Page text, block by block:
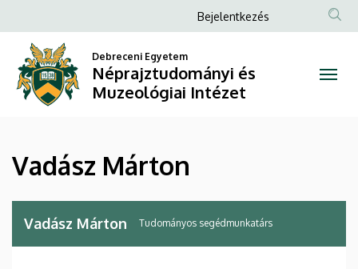
Márton
Néprajztudományi
Muzeológiai
Intézet
a
tartalomra
Anonim
fiók
menüje
Bejelentkezés
Debreceni Egyetem
Néprajztudományi és
Muzeológiai Intézet
Vadász Márton
Vadász Márton Tudományos segédmunkatárs